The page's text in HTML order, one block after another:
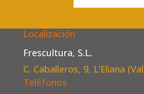
Localización
Frescultura, S.L.
C. Caballeros, 9, L’Eliana
Teléfonos